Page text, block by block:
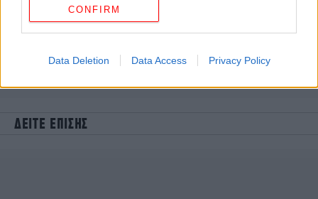
CONFIRM
Data Deletion Data Access Privacy Policy
ΔΕΙΤΕ ΕΠΙΣΗΣ